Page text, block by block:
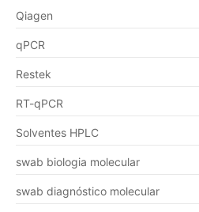
Qiagen
qPCR
Restek
RT-qPCR
Solventes HPLC
swab biologia molecular
swab diagnóstico molecular